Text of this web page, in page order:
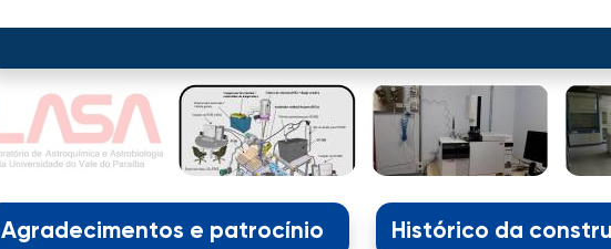
Histórico da
Agradecimentos e patrocínio
1 / 4